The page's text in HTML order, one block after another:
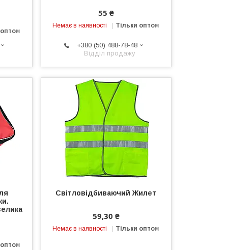
55 ₴
Немає в наявності Тільки оптом
+380 (50) 488-78-48
Відділ продажу
Світловідбиваючий Жилет
59,30 ₴
Немає в наявності Тільки оптом